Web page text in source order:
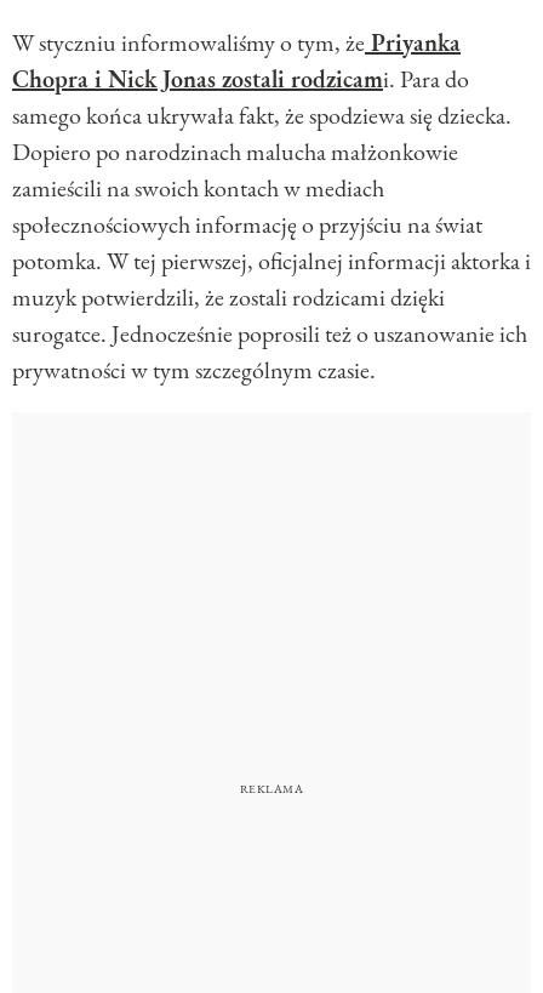
W styczniu informowaliśmy o tym, żePriyanka
Chopra i Nick Jonas zostali rodzicami. Para do
samego końca ukrywała fakt, że spodziewa się dziecka.
Dopiero po narodzinach malucha małżonkowie
zamieścili na swoich kontach w mediach
społecznościowych informację o przyjściu na świat
potomka. W tej pierwszej, oficjalnej informacji aktorka i
muzyk potwierdzili, że zostali rodzicami dzięki
surogatce. Jednocześnie poprosili też o uszanowanie ich
prywatności w tym szczególnym czasie.